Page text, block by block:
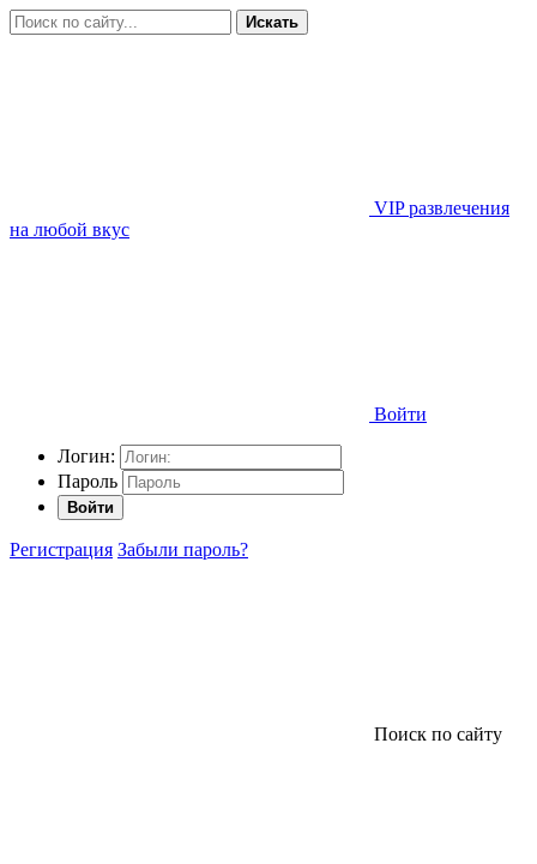
Искать
VIP развлечения
на любой вкус
Войти
Логин:
Пароль
Войти
Регистрация Забыли пароль?
Поиск по сайту